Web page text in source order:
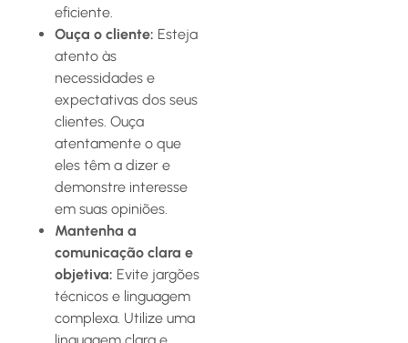
eficiente.
Ouça o cliente: Esteja
atento às
necessidades e
expectativas dos seus
clientes. Ouça
atentamente o que
eles têm a dizer e
demonstre interesse
em suas opiniões.
Mantenha a
comunicação clara e
objetiva: Evite jargões
técnicos e linguagem
complexa. Utilize uma
linguagem clara e